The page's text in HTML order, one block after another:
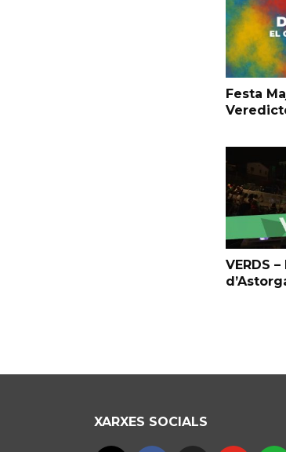
Festa
VERDS
XARXES SOCIALS